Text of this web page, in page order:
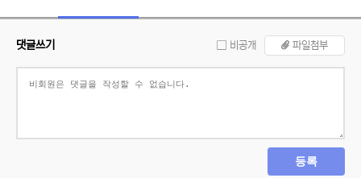
댓글쓰기 비공개 파일첨부
등록